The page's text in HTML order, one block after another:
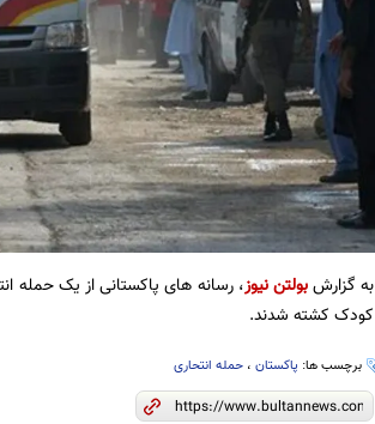
به گزارشبولتن نیوز
کودک کشته شدند.
برچسب ها: پاکستان، حمله انتحاری